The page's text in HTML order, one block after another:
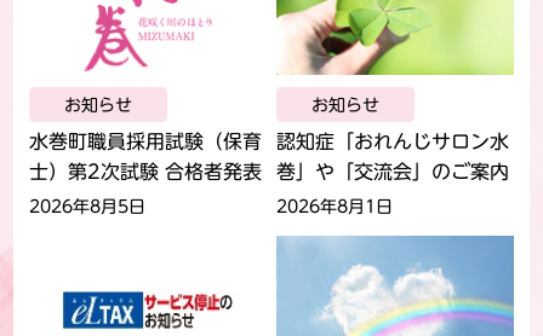
お知らせ
水巻町職員採用試験（保育
士）第2次試験 合格者発表
2026年8月5日
お知らせ
認知症「おれんじサロン水
巻」や「交流会」のご案内
2026年8月1日